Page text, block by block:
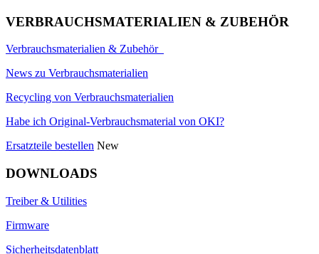
VERBRAUCHSMATERIALIEN & ZUBEHÖR
Verbrauchsmaterialien & Zubehör
News zu Verbrauchsmaterialien
Recycling von Verbrauchsmaterialien
Habe ich Original-Verbrauchsmaterial von OKI?
Ersatzteile bestellen New
DOWNLOADS
Treiber & Utilities
Firmware
Sicherheitsdatenblatt